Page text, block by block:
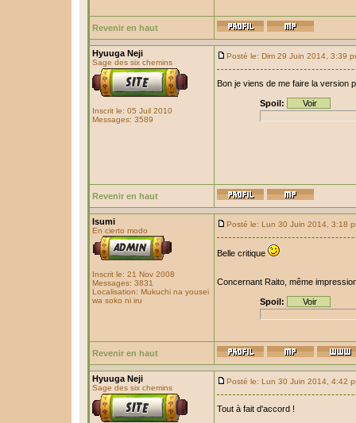
Revenir en haut
Hyuuga Neji
Sage des six chemins
Inscrit le: 05 Juil 2010
Messages: 3589
Posté le: Dim 29 Juin 2014, 3:39
Bon je viens de me faire la version
Spoil:
Revenir en haut
Isumi
En cierto modo
Inscrit le: 21 Nov 2008
Messages: 3831
Localisation: Mukuchi na yousei
wa soko ni iru
Posté le: Lun 30 Juin 2014, 3:18
Belle critique
Concernant Raito, même
Spoil:
Revenir en haut
Hyuuga Neji
Sage des six chemins
Posté le: Lun 30 Juin 2014, 4:42
Tout à fait d'accord !